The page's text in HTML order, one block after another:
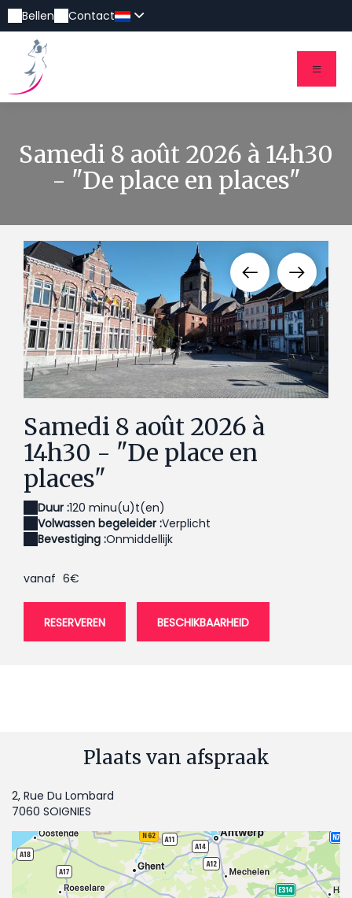
Bellen Contact
Samedi 8 août 2026 à 14h30
- "De place en places"
centre-ville 2
08.08.2026 - L'histoire des places publiques dans le
centre-ville 1
Samedi 8 août 2026 à
14h30 - "De place en
places"
Duur :120 minu(u)t(en)
Volwassen begeleider :Verplicht
Bevestiging :Onmiddellijk
vanaf 6€
RESERVEREN BESCHIKBAARHEID
Plaats van afspraak
2, Rue Du Lombard
7060 SOIGNIES